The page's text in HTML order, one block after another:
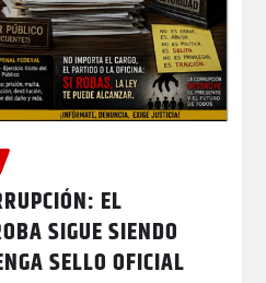
EL
SIGUE SIENDO
SELLO OFICIAL